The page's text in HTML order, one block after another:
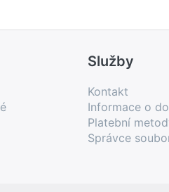
Služby
Kontakt
Informace o
Platební
Správce